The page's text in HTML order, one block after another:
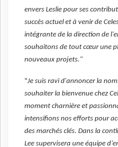
envers Leslie pour ses
succès actuel et à venir de
intégrante de la direction de
souhaitons de tout cœur une
nouveaux projets."
"Je suis ravi d'annoncer la
souhaiter la bienvenue chez
moment charnière et
intensifions nos efforts pour
des marchés clés. Dans la
Lee supervisera une équipe